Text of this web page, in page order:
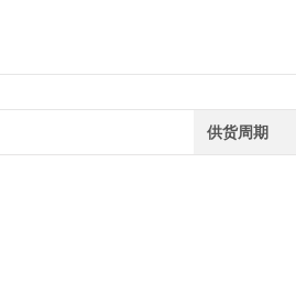
供货周期